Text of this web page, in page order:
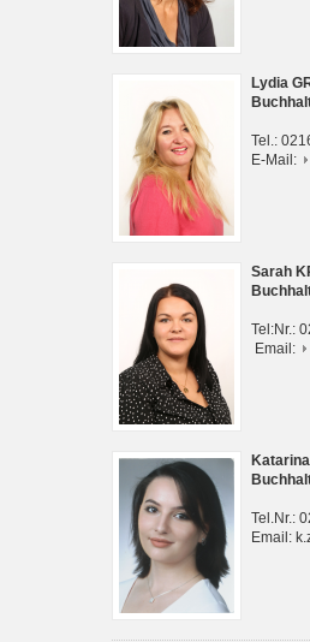
Lydia
Tel.:
E-Mail:
Sarah
Tel:Nr.:
Email:
Tel.Nr.:
Email: